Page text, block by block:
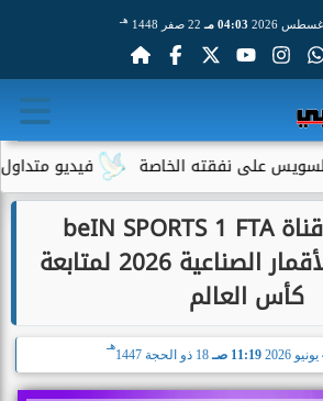
04:03 مـ 22 صفر 1448 هـ
فيديو متداول نفقته الخاصة
الآن.. تردد قناة beIN SPORTS 1 FTA
الجديد على الأقمار الصناعية 2026 لمتابعة
كأس العالم
11:19 صـ 18 ذو الحجة 1447
هـ